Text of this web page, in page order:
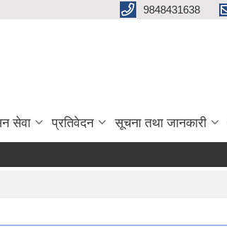
9848431638
सेवा प्रतिवेदन सूचना तथा जानकारी